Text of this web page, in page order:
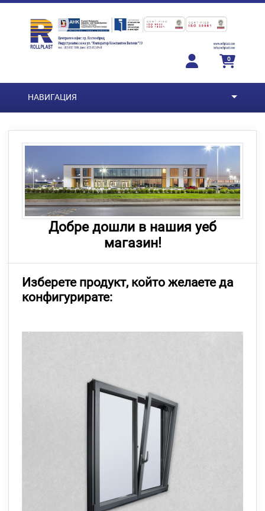
Преминете към основното съдържание
0
НАВИГАЦИЯ
Добре дошли в нашия уеб
магазин!
Изберете продукт, който желаете да
конфигурирате: